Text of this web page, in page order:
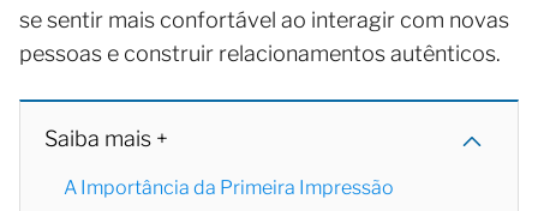
se sentir mais confortável ao interagir com novas
pessoas e construir relacionamentos autênticos.
Saiba mais +
A Importância da Primeira Impressão